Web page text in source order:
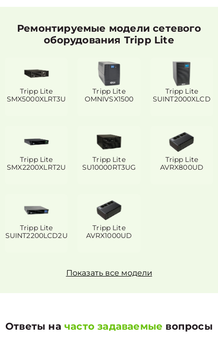
Ремонтируемые модели сетевого
оборудования Tripp Lite
Tripp Lite
SMX5000XLRT3U
Tripp Lite
OMNIVSX1500
Tripp Lite
SUINT2000XLCD
Tripp Lite
SMX2200XLRT2U
Tripp Lite
SU10000RT3UG
Tripp Lite
AVRX800UD
Tripp Lite
SUINT2200LCD2U
Tripp Lite
AVRX1000UD
Показать все модели
Ответы начасто задаваемые вопросы